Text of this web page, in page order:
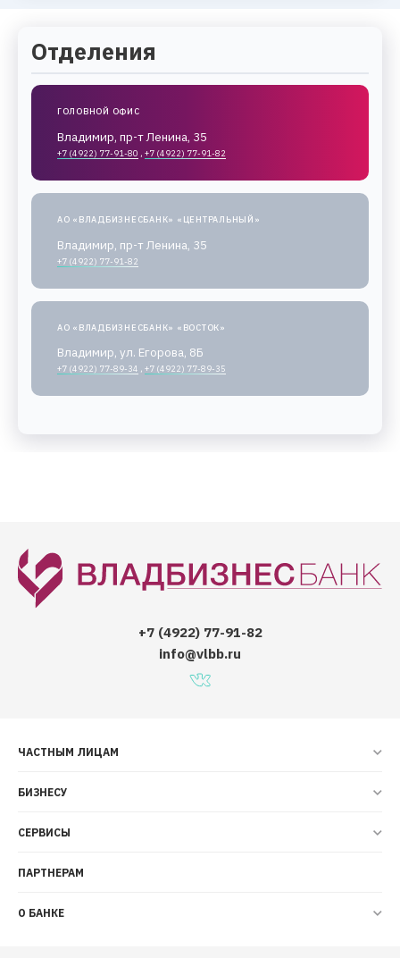
Отделения
ГОЛОВНОЙ ОФИС
Владимир, пр-т Ленина, 35
+7 (4922) 77-91-80 , +7 (4922) 77-91-82
АО «ВЛАДБИЗНЕСБАНК» «ЦЕНТРАЛЬНЫЙ»
Владимир, пр-т Ленина, 35
+7 (4922) 77-91-82
АО «ВЛАДБИЗНЕСБАНК» «ВОСТОК»
Владимир, ул. Егорова, 8Б
+7 (4922) 77-89-34 , +7 (4922) 77-89-35
+7 (4922) 77-91-82
info@vlbb.ru
ЧАСТНЫМ ЛИЦАМ
БИЗНЕСУ
СЕРВИСЫ
ПАРТНЕРАМ
О БАНКЕ